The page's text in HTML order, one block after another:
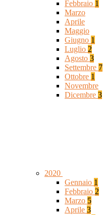
Febbraio 1
Marzo
Aprile
Maggio
Giugno 1
Luglio 2
Agosto 3
Settembre 7
Ottobre 1
Novembre
Dicembre 3
2020
Gennaio 1
Febbraio 2
Marzo 5
Aprile 3